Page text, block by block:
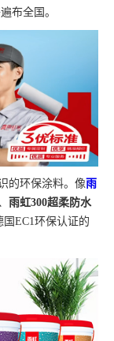
布全国。
的环保涂料。像雨
雨虹300超柔防水
EC1环保认证的